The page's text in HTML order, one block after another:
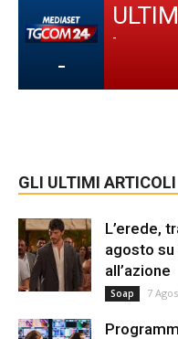
-
-
GLI ULTIMI ARTICOLI
L’erede,
agosto su
all’azione
Soap 7